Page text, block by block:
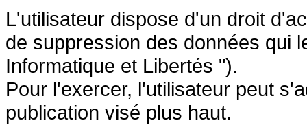
L'utilisateur dispose d'un droit
de suppression des données qui
Informatique et Libertés ").
Pour l'exercer, l'utilisateur peut
publication visé plus haut.